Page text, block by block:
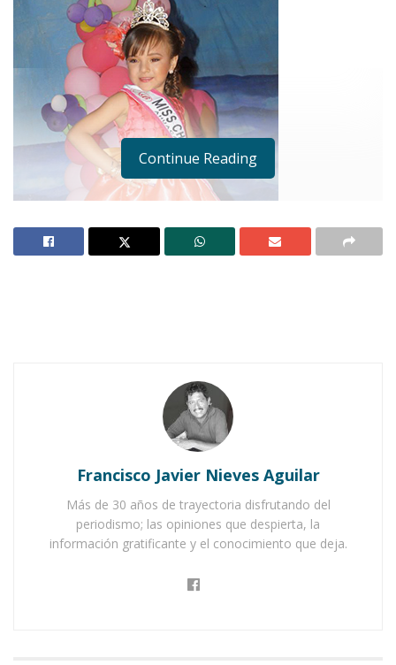
Alexa Rubí – una avispada
pequeñina de sonrisa encantadora y rostro
angelical – fue la feliz triunfadora del certamen
“Miss Chiquitita Ahuacatlán 2015”, efectuado el
pasado jueves en el exterior de la presidencia
Continue Reading
Francisco Javier Nieves Aguilar
Más de 30 años de trayectoria disfrutando del
periodismo; las opiniones que despierta, la
información gratificante y el conocimiento que deja.